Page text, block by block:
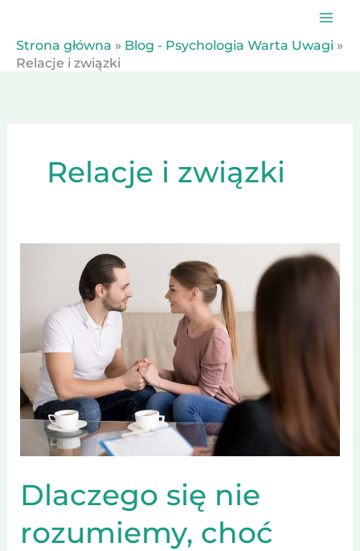
treściStrona główna » Blog - Psychologia Warta Uwagi »
Relacje i związki
Relacje i związki
Dlaczego się nie
rozumiemy, choć
rozumiemy,
choć
kochamy?